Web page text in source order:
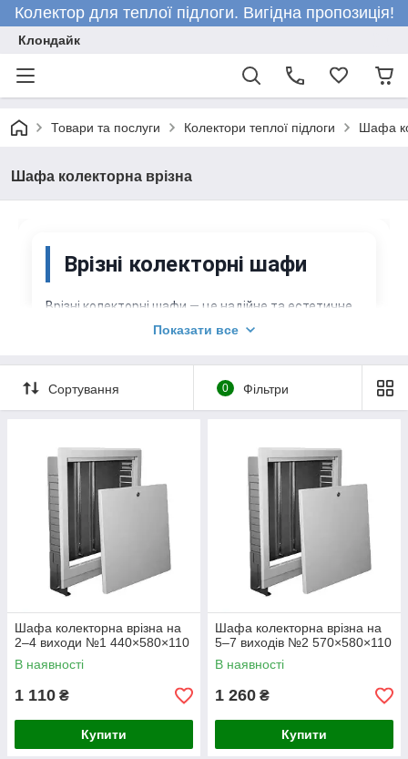
Колектор для теплої підлоги. Вигідна пропозиція!
Клондайк
Товари та послуги Колектори теплої підлоги Шафа
Шафа колекторна врізна
Врізні колекторні шафи
Врізні колекторні шафи — це надійне та естетичне
рішення для організації вузлів опалення та
для прихованого монтажу колекторів теплої
підлоги, радіаторного опалення або систем
водорозподілу, дозволяючи акуратно розмістити
шаф забезпечує вільний доступ до запірної
арматури, витратомірів та насосних груп для їх
обслуговування чи налаштування. Завдяки врізній
конструкції, вони не займають корисного простору
в приміщенні та гармонійно вписуються в інтер'єр.
Це ідеальний вибір для тих, хто цінує порядок,
безпеку та функціональність інженерних систем.
Асортимент групи
Шафа №1 (440×580×110 мм) — для
систем на 2–4 виходи.
Шафа №2 (570×580×110 мм) — для
Показати все
Сортування 0 Фільтри
Шафа колекторна врізна на
2–4 виходи №1 440×580×110
В наявності
1 110 ₴
Купити
Шафа колекторна врізна на
5–7 виходів №2 570×580×110
В наявності
1 260 ₴
Купити